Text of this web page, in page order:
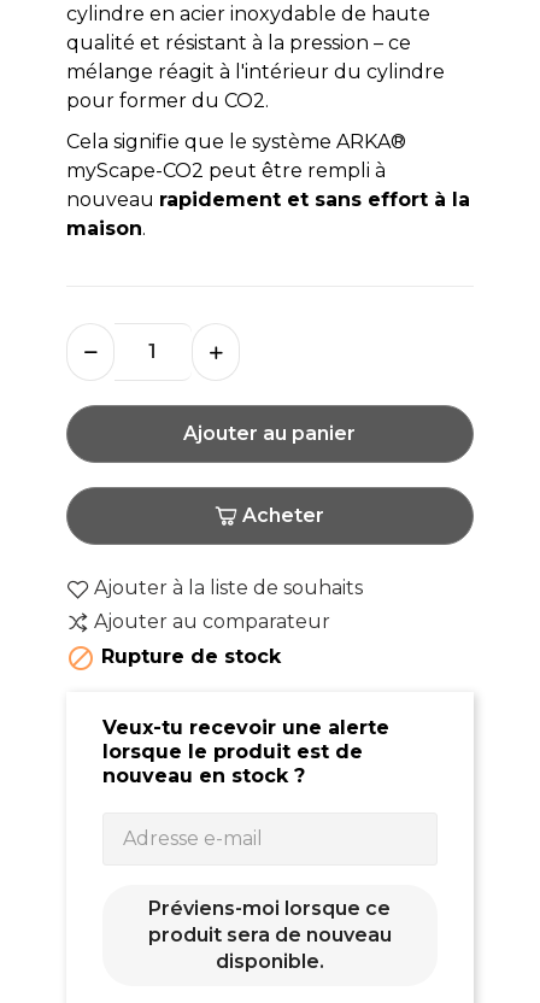
cylindre en acier inoxydable de haute
qualité et résistant à la pression – ce
mélange réagit à l'intérieur du cylindre
pour former du CO2.
Cela signifie que le système ARKA®
myScape-CO2 peut être rempli à
nouveau rapidement et sans effort à la
maison.
Ajouter au panier
Acheter
Ajouter à la liste de souhaits
Ajouter au comparateur
 Rupture de stock
Veux-tu recevoir une alerte
lorsque le produit est de
nouveau en stock ?
Préviens-moi lorsque ce
produit sera de nouveau
disponible.